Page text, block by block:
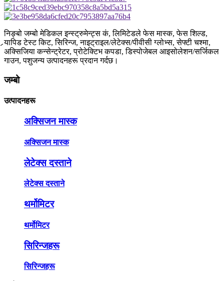
निङ्बो जम्बो मेडिकल इन्स्ट्रुमेन्ट्स कं, लिमिटेडले फेस मास्क, फेस शिल्ड,
र्‍यापिड टेस्ट किट, सिरिन्ज, नाइट्राइल/लेटेक्स/पीवीसी ग्लोभ्स, सेफ्टी चश्मा,
अक्सिजिया कन्सेन्ट्रेटर, प्रोटेक्टिभ कपडा, डिस्पोजेबल आइसोलेशन/सर्जिकल
गाउन, पशुजन्य उत्पादनहरू प्रदान गर्दछ।
जम्बो
उत्पादनहरू
अक्सिजन मास्क
अक्सिजन मास्क
लेटेक्स दस्ताने
लेटेक्स दस्ताने
थर्मोमिटर
थर्मोमिटर
सिरिन्जहरू
सिरिन्जहरू